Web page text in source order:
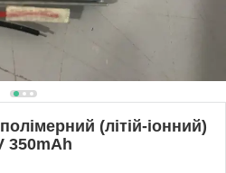
(літій-іонний)
350mAh